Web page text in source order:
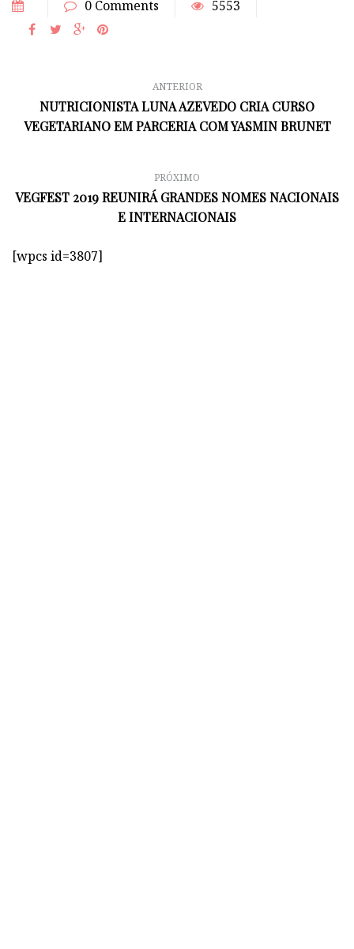
0 Comments 5553
ANTERIOR
NUTRICIONISTA LUNA AZEVEDO CRIA CURSO
VEGETARIANO EM PARCERIA COM YASMIN BRUNET
PRÓXIMO
VEGFEST 2019 REUNIRÁ GRANDES NOMES NACIONAIS
E INTERNACIONAIS
[wpcs id=3807]